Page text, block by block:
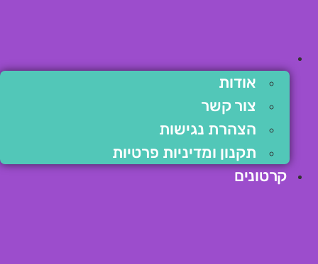
אודות
צור קשר
הצהרת נגישות
תקנון ומדיניות פרטיות
קרטונים